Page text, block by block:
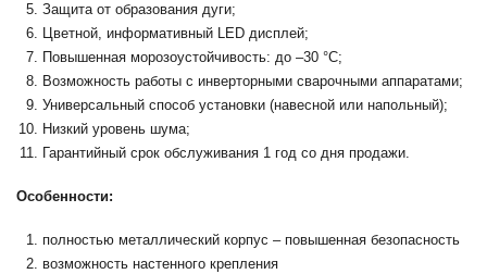
Защита от образования дуги;
Цветной, информативный LED дисплей;
Повышенная морозоустойчивость: до –30 °C;
Возможность работы с инверторными сварочными аппаратами;
Универсальный способ установки (навесной или напольный);
Низкий уровень шума;
Гарантийный срок обслуживания 1 год со дня продажи.
Особенности:
полностью металлический корпус – повышенная безопасность
возможность настенного крепления